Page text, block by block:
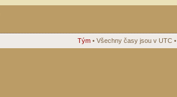
Tým • Všechny časy jsou v UTC •